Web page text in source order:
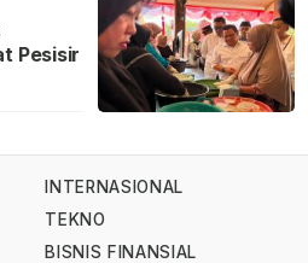
Pesisir
INTERNASIONAL
TEKNO
BISNIS FINANSIAL